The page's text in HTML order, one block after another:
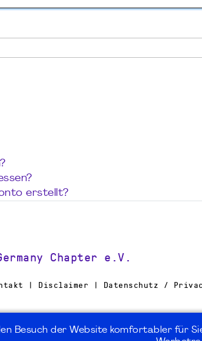
erstellt?
Chapter e.V.
| Disclaimer | Datenschutz /
Besuch der Website komfortabler für